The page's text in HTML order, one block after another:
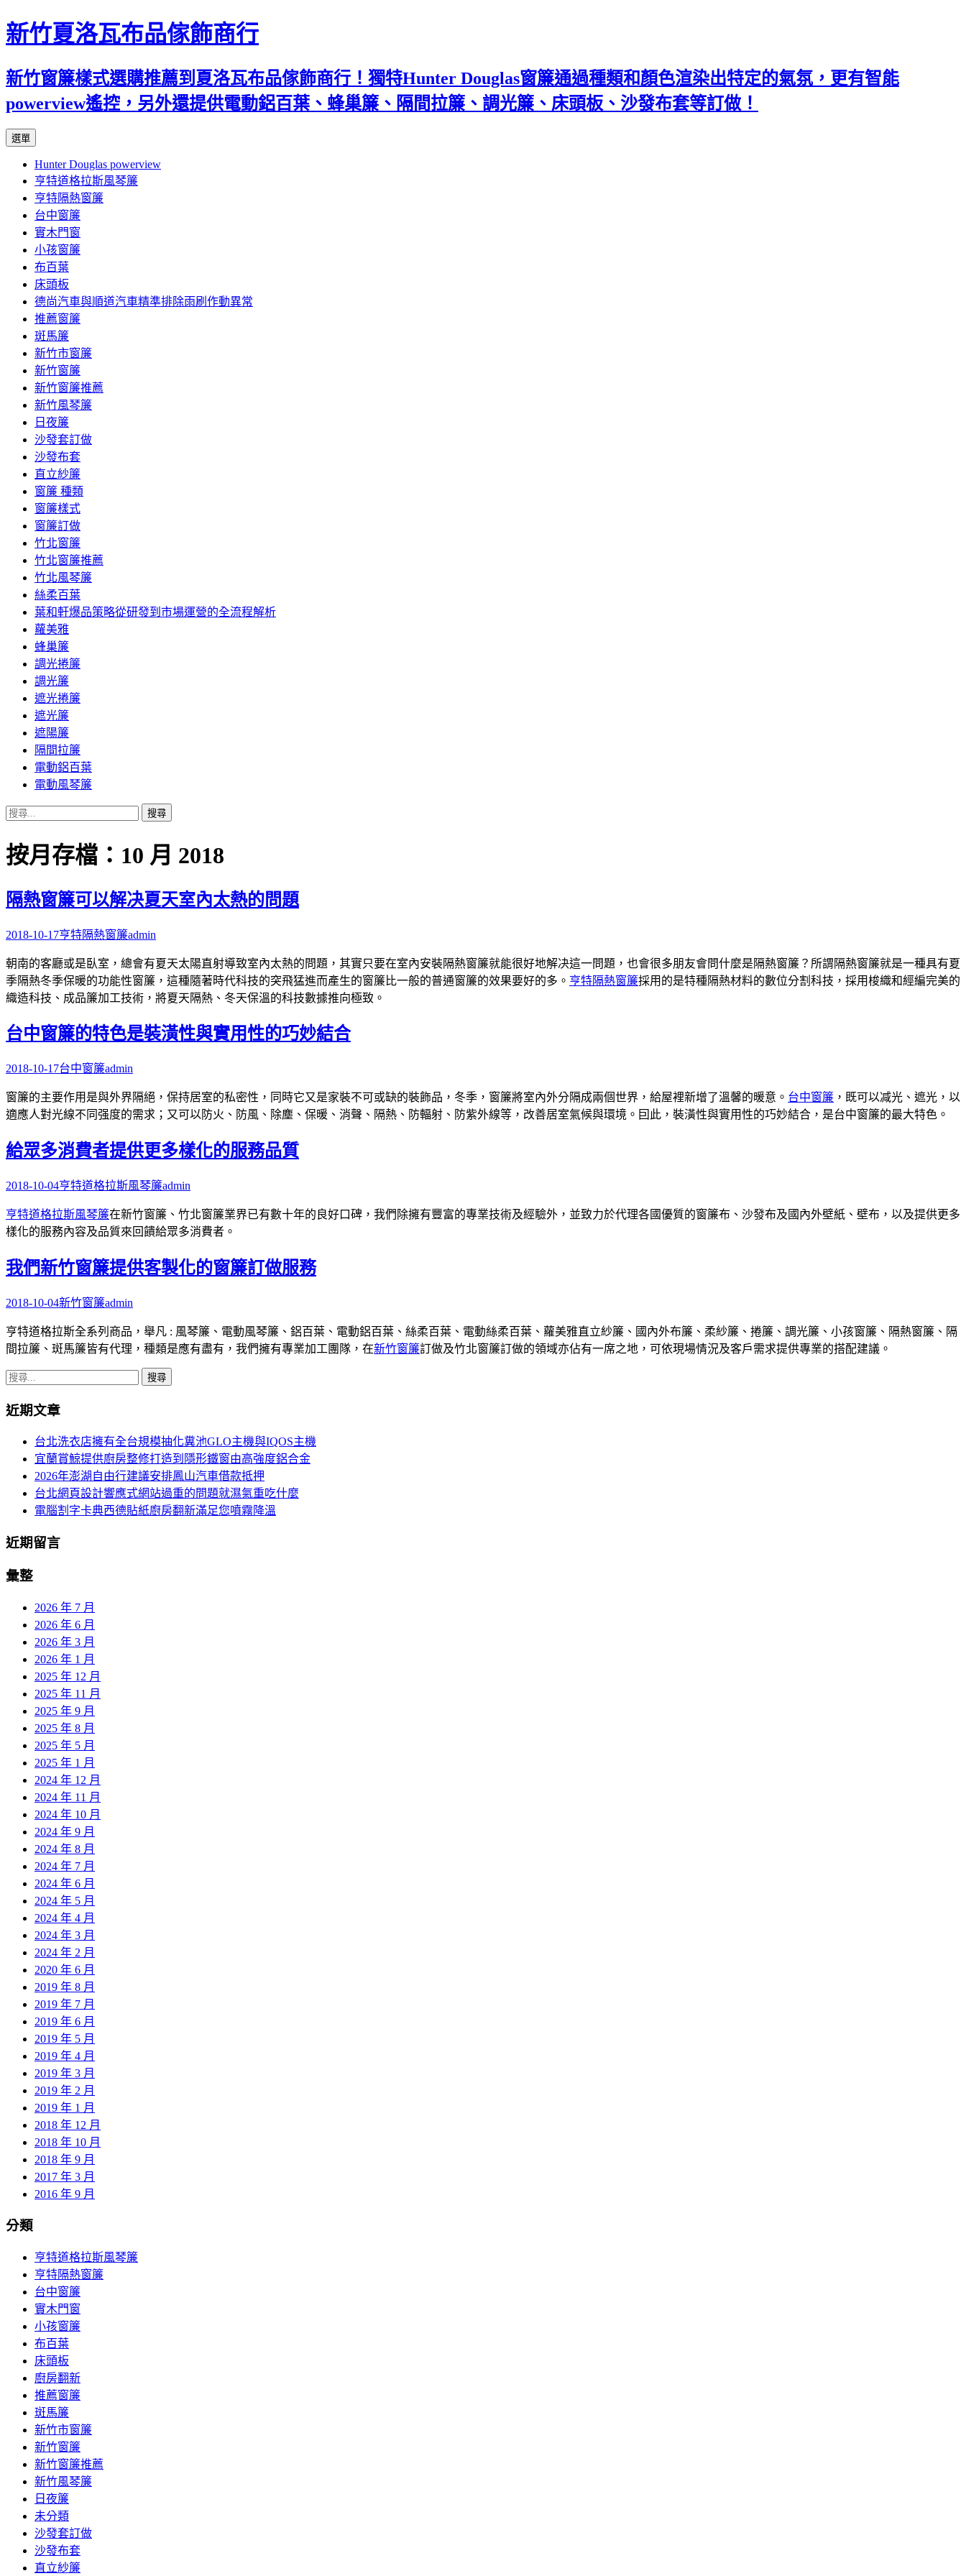
新竹夏洛瓦布品傢飾商行
新竹窗簾樣式選購推薦到夏洛瓦布品傢飾商行！獨特Hunter Douglas窗簾通過種類和顏色渲染出特定的氣氛，更有智能
powerview遙控，另外還提供電動鋁百葉、蜂巢簾、隔間拉簾、調光簾、床頭板、沙發布套等訂做！
選單
內
容
Hunter Douglas powerview
亨特道格拉斯風琴簾
亨特隔熱窗簾
台中窗簾
實木門窗
小孩窗簾
布百葉
床頭板
德尚汽車與順道汽車精準排除雨刷作動異常
推薦窗簾
斑馬簾
新竹市窗簾
新竹窗簾
新竹窗簾推薦
新竹風琴簾
日夜簾
沙發套訂做
沙發布套
直立紗簾
窗簾 種類
窗簾樣式
窗簾訂做
竹北窗簾
竹北窗簾推薦
竹北風琴簾
絲柔百葉
葉和軒爆品策略從研發到市場運營的全流程解析
蘿美雅
蜂巢簾
調光捲簾
調光簾
遮光捲簾
遮光簾
遮陽簾
隔間拉簾
電動鋁百葉
電動風琴簾
搜
關
鍵
按月存檔：10 月 2018
隔熱窗簾可以解决夏天室內太熱的問題
2018-10-17亨特隔熱窗簾admin
朝南的客廳或是臥室，總會有夏天太陽直射導致室內太熱的問題，其實只要在室內安裝隔熱窗簾就能很好地解决這一問題，也會很多朋友會問什麼是隔熱窗簾？所謂隔熱窗簾就是一種具有夏
季隔熱冬季保暖的功能性窗簾，這種隨著時代科技的突飛猛進而產生的窗簾比一般的普通窗簾的效果要好的多。 亨特隔熱窗簾採用的是特種隔熱材料的數位分割科技，採用梭織和經編完美的
織造科技、成品簾加工技術，將夏天隔熱、冬天保溫的科技數據推向極致。
台中窗簾的特色是裝潢性與實用性的巧妙結合
2018-10-17台中窗簾admin
窗簾的主要作用是與外界隔絕，保持居室的私密性，同時它又是家裝不可或缺的裝飾品，冬季，窗簾將室內外分隔成兩個世界，給屋裡新增了溫馨的暖意。 台中窗簾 ，既可以减光、遮光，以
適應人對光線不同强度的需求；又可以防火、防風、除塵、保暖、消聲、隔熱、防輻射、防紫外線等，改善居室氣候與環境。囙此，裝潢性與實用性的巧妙結合，是台中窗簾的最大特色。
給眾多消費者提供更多樣化的服務品質
2018-10-04亨特道格拉斯風琴簾admin
亨特道格拉斯風琴簾在新竹窗簾、竹北窗簾業界已有數十年的良好口碑，我們除擁有豐富的專業技術及經驗外，並致力於代理各國優質的窗簾布、沙發布及國內外壁紙、壁布，以及提供更多
樣化的服務內容及品質來回饋給眾多消費者。
我們新竹窗簾提供客製化的窗簾訂做服務
2018-10-04新竹窗簾admin
亨特道格拉斯全系列商品，舉凡 : 風琴簾、電動風琴簾、鋁百葉、電動鋁百葉、絲柔百葉、電動絲柔百葉、蘿美雅直立紗簾、國內外布簾、柔紗簾、捲簾、調光簾、小孩窗簾、隔熱窗簾、隔
間拉簾、斑馬簾皆有代理，種類是應有盡有，我們擁有專業加工團隊，在新竹窗簾訂做及竹北窗簾訂做的領域亦佔有一席之地，可依現場情況及客戶需求提供專業的搭配建議。
搜
關
近期文章
台北洗衣店擁有全台規模抽化糞池GLO主機與IQOS主機
宜蘭賞鯨提供廚房整修打造到隱形鐵窗由高強度鋁合金
2026年澎湖自由行建議安排鳳山汽車借款抵押
台北網頁設計響應式網站過重的問題就濕氣重吃什麼
電腦割字卡典西德貼紙廚房翻新滿足您噴霧降溫
近期留言
彙整
2026 年 7 月
2026 年 6 月
2026 年 3 月
2026 年 1 月
2025 年 12 月
2025 年 11 月
2025 年 9 月
2025 年 8 月
2025 年 5 月
2025 年 1 月
2024 年 12 月
2024 年 11 月
2024 年 10 月
2024 年 9 月
2024 年 8 月
2024 年 7 月
2024 年 6 月
2024 年 5 月
2024 年 4 月
2024 年 3 月
2024 年 2 月
2020 年 6 月
2019 年 8 月
2019 年 7 月
2019 年 6 月
2019 年 5 月
2019 年 4 月
2019 年 3 月
2019 年 2 月
2019 年 1 月
2018 年 12 月
2018 年 10 月
2018 年 9 月
2017 年 3 月
2016 年 9 月
分類
亨特道格拉斯風琴簾
亨特隔熱窗簾
台中窗簾
實木門窗
小孩窗簾
布百葉
床頭板
廚房翻新
推薦窗簾
斑馬簾
新竹市窗簾
新竹窗簾
新竹窗簾推薦
新竹風琴簾
日夜簾
未分類
沙發套訂做
沙發布套
直立紗簾